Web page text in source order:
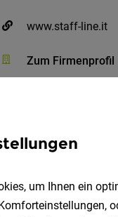
www.staff-line.it
Zum Firmenprofil
um Ihnen ein